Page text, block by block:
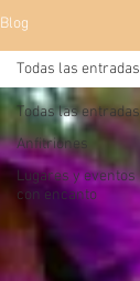
Blog
Todas las entradas
Anfitriones
Lugares y eventos
con encanto
Todas las entradas